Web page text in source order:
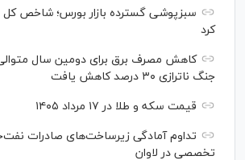
کرد
کاهش مصرف برق برای دومین سال
جنگ ناترازی ۳۰ درصد کاهش یافت
قیمت سکه و طلا در ۱۷ مرداد ۱۴۰۵
تداوم آمادگی زیرساخت‌های صادرات
تخصصی در لاوان